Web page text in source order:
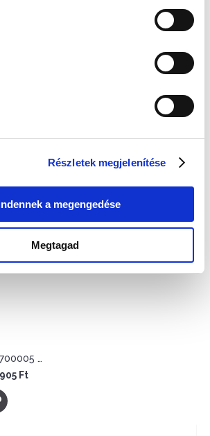
Részletek megjelenítése
a megengedése
Megtagad
-5 %
75 900 Ft 72 105 Ft
-5 %
Calvin Klein CK35700005 Női Karóra - Minimalistic T-Bar Szett
Ft